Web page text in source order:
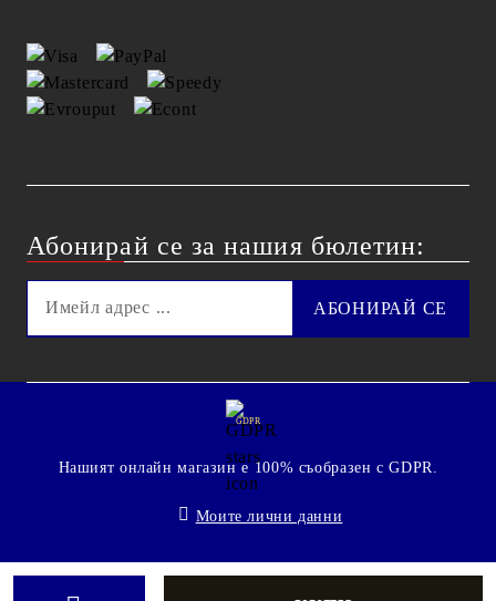
Абонирай се за нашия бюлетин:
GDPR
Нашият онлайн магазин е 100% съобразен с GDPR.
Моите лични данни